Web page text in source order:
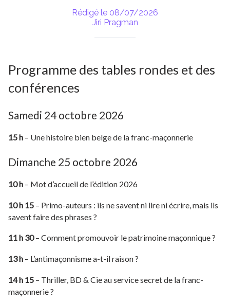
Rédigé le 08/07/2026
Jiri Pragman
Programme des tables rondes et des
conférences
Samedi 24 octobre 2026
15 h – Une histoire bien belge de la franc-maçonnerie
Dimanche 25 octobre 2026
10 h – Mot d’accueil de l’édition 2026
10 h 15 – Primo-auteurs : ils ne savent ni lire ni écrire, mais ils
savent faire des phrases ?
11 h 30– Comment promouvoir le patrimoine maçonnique ?
13 h – L’antimaçonnisme a-t-il raison ?
14 h 15 – Thriller, BD & Cie au service secret de la franc-
maçonnerie ?